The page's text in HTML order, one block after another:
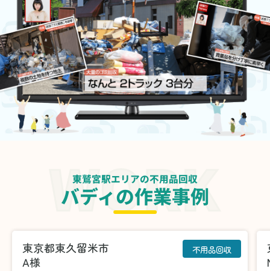
東鷲宮駅エリアの不用品回収
バディの作業事例
東京都東久留米市
A様
不用品回収